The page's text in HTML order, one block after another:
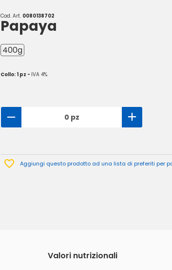
Cod. Art. 0080138702
Papaya
400g
Collo: 1 pz - IVA 4%
0 pz
Aggiungi questo prodotto ad una lista di preferiti per
Valori nutrizionali